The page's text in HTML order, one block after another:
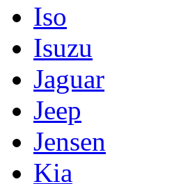
Iso
Isuzu
Jaguar
Jeep
Jensen
Kia